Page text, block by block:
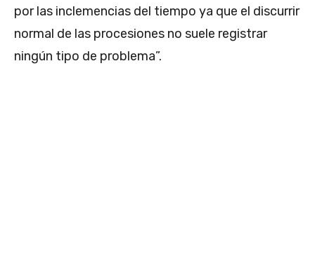
por las inclemencias del tiempo ya que el discurrir
normal de las procesiones no suele registrar
ningún tipo de problema”.